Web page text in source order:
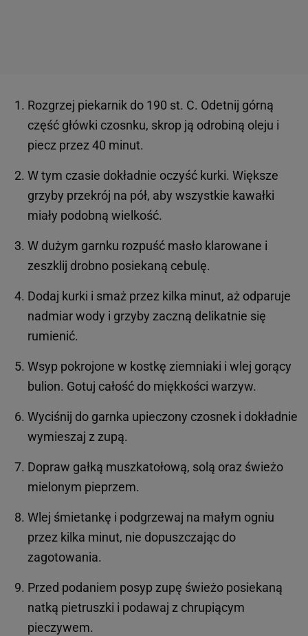
Rozgrzej piekarnik do 190 st. C. Odetnij górną
część główki czosnku, skrop ją odrobiną oleju i
piecz przez 40 minut.
W tym czasie dokładnie oczyść kurki. Większe
grzyby przekrój na pół, aby wszystkie kawałki
miały podobną wielkość.
W dużym garnku rozpuść masło klarowane i
zeszklij drobno posiekaną cebulę.
Dodaj kurki i smaż przez kilka minut, aż odparuje
nadmiar wody i grzyby zaczną delikatnie się
rumienić.
Wsyp pokrojone w kostkę ziemniaki i wlej gorący
bulion. Gotuj całość do miękkości warzyw.
Wyciśnij do garnka upieczony czosnek i dokładnie
wymieszaj z zupą.
Dopraw gałką muszkatołową, solą oraz świeżo
mielonym pieprzem.
Wlej śmietankę i podgrzewaj na małym ogniu
przez kilka minut, nie dopuszczając do
zagotowania.
Przed podaniem posyp zupę świeżo posiekaną
natką pietruszki i podawaj z chrupiącym
pieczywem.